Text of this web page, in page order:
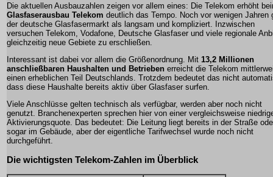
Die aktuellen Ausbauzahlen zeigen vor allem eines: Die Telekom erhöht
Glasfaserausbau Telekom deutlich das Tempo. Noch vor wenigen Jahren
der deutsche Glasfasermarkt als langsam und kompliziert. Inzwischen
versuchen Telekom, Vodafone, Deutsche Glasfaser und viele regionale
gleichzeitig neue Gebiete zu erschließen.
Interessant ist dabei vor allem die Größenordnung. Mit 13,2 Millionen
anschließbaren Haushalten und Betrieben erreicht die Telekom
einen erheblichen Teil Deutschlands. Trotzdem bedeutet das nicht
dass diese Haushalte bereits aktiv über Glasfaser surfen.
Viele Anschlüsse gelten technisch als verfügbar, werden aber noch nicht
genutzt. Branchenexperten sprechen hier von einer vergleichsweise
Aktivierungsquote. Das bedeutet: Die Leitung liegt bereits in der Straße
sogar im Gebäude, aber der eigentliche Tarifwechsel wurde noch nicht
durchgeführt.
Die wichtigsten Telekom-Zahlen im Überblick